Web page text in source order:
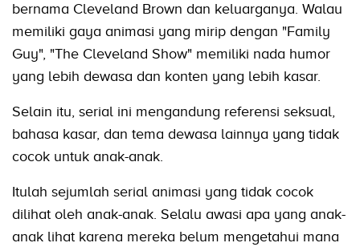
bernama Cleveland Brown dan keluarganya. Walau
memiliki gaya animasi yang mirip dengan "Family
Guy", "The Cleveland Show" memiliki nada humor
yang lebih dewasa dan konten yang lebih kasar.
Selain itu, serial ini mengandung referensi seksual,
bahasa kasar, dan tema dewasa lainnya yang tidak
cocok untuk anak-anak.
Itulah sejumlah serial animasi yang tidak cocok
dilihat oleh anak-anak. Selalu awasi apa yang anak-
anak lihat karena mereka belum mengetahui mana